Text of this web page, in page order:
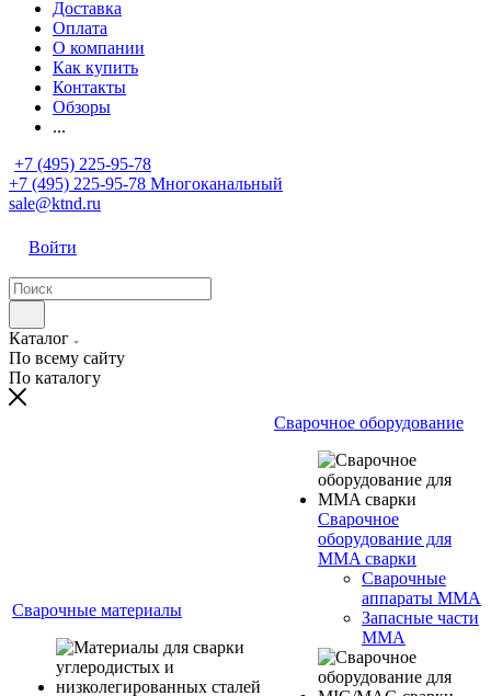
Доставка
Оплата
О компании
Как купить
Контакты
Обзоры
...
+7 (495) 225-95-78
+7 (495) 225-95-78 Многоканальный
sale@ktnd.ru
Войти
Каталог
По всему сайту
По каталогу
Сварочные материалы
Сварочное оборудование
Сварочное
оборудование для
MMA сварки
Сварочные
аппараты MMA
Запасные части
MMA